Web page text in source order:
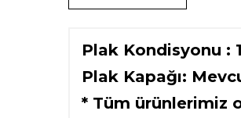
Plak Kondisyonu :
Plak Kapağı:
* Tüm ürünlerimiz